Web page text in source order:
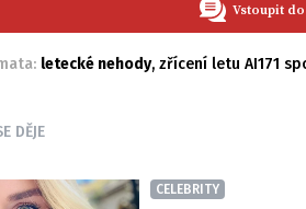
Vstoupit
letecké nehody, zřícení letu AI171
DĚJE
CELEBRITY